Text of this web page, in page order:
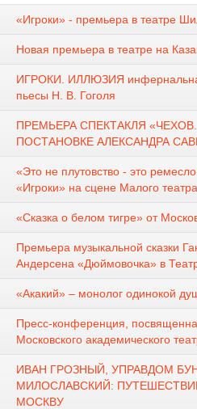
«Игроки» - премьера в театре
Новая премьера в театре на
ИГРОКИ. ИЛЛЮЗИЯ
пьесы Н. В. Гоголя
ПРЕМЬЕРА СПЕКТАКЛЯ
ПОСТАНОВКЕ АЛЕКСАНДРА
«Это не плутовство - это
«Игроки» на сцене Малого театра
«Сказка о белом тигре» от
Премьера музыкальной сказки
Андерсена «Дюймовочка» в
«Акакий» – монолог одинокой
Пресс-конференция,
Московского академического
ИВАН ГРОЗНЫЙ, УПРАВДОМ
МИЛОСЛАВСКИЙ:
МОСКВУ